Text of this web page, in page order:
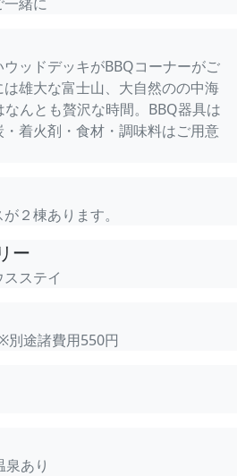
ッドデッキがBBQコーナーがご
雄大な富士山、大自然のの中海
んとも贅沢な時間。BBQ器具は
着火剤・食材・調味料はご用意
２棟あります。
ー
ステイ
別途諸費用550円
あり